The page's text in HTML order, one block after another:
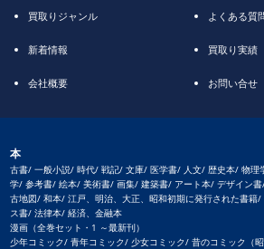
買取りジャンル よくある質
新着情報 買取り実績
会社概要 お問い合せ
本
古書/ 一般小説/ 時代/ 戦記/ 文庫/ 医学書/ 人文/ 歴史本/ 物
学/ 参考書/ 絵本/ 美術書/ 画集/ 建築書/ アート本/ デザイン
古地図/ 和本/ 江戸、明治、大正、昭和初期に発行された書籍
ス書/ 法律本/ 経済、金融本
漫画（全巻セット・1 ～最新刊）
少年コミック/ 青年コミック/ 少女コミック/ 昔のコミック（昭